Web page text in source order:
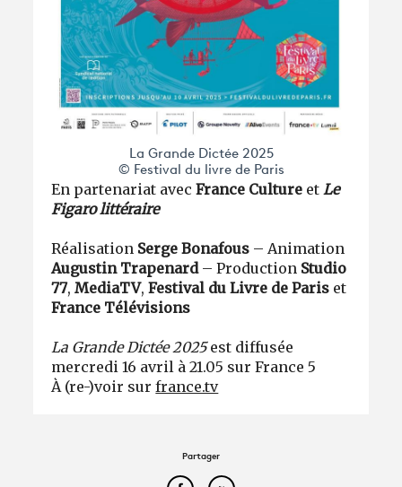
La Grande Dictée 2025
© Festival du livre de Paris
En partenariat avecFrance Culture et Le
Figaro littéraire
Réalisation Serge Bonafous – Animation
Augustin Trapenard– Production Studio
77, MediaTV,Festival du Livre de Paris et
France Télévisions
La Grande Dictée 2025est diffusée
mercredi 16 avril à 21.05 sur France 5
À (re-)voir surfrance.tv
Partager